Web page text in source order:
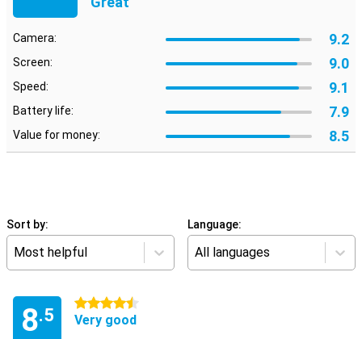
Camera: 9.2
Screen: 9.0
Speed: 9.1
Battery life: 7.9
Value for money: 8.5
Sort by:
Most helpful
Language:
All languages
8.5
4.5 stars
Very good